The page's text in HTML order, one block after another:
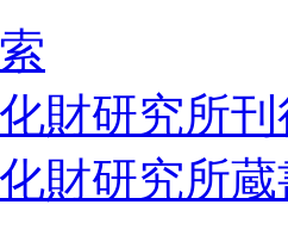
財研究所
財研究所